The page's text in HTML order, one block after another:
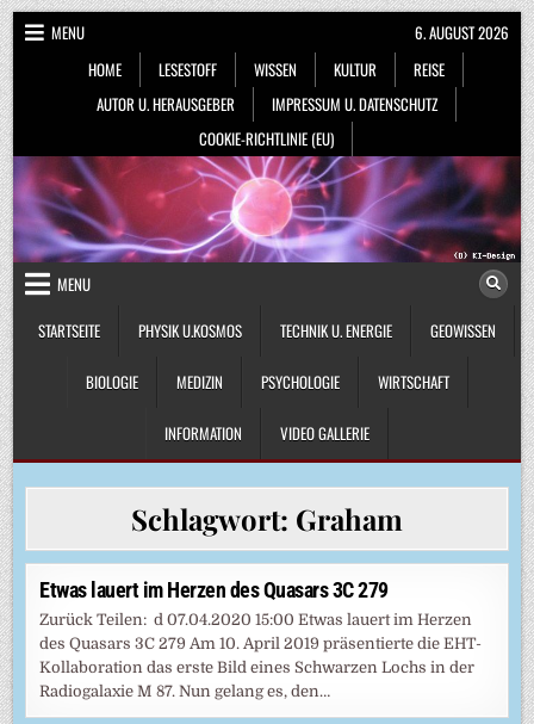
Skip
to
content
MENU
HOME
LESESTOFF WISSEN KULTUR
REISE
AUTOR U. HERAUSGEBER
IMPRESSUM U. DATENSCHUTZ
COOKIE-RICHTLINIE (EU)
6. AUGUST 2026
MENU
STARTSEITE
PHYSIK U.KOSMOS TECHNIK U. ENERGIE GEOWISSEN
BIOLOGIE MEDIZIN PSYCHOLOGIE WIRTSCHAFT
INFORMATION VIDEO GALLERIE
Schlagwort: Graham
Etwas lauert im Herzen des Quasars 3C 279
Zurück Teilen: d 07.04.2020 15:00 Etwas lauert im Herzen
des Quasars 3C 279 Am 10. April 2019 präsentierte die EHT-
Kollaboration das erste Bild eines Schwarzen Lochs in der
Radiogalaxie M 87. Nun gelang es, den…